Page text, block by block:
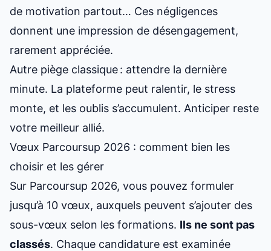
de motivation partout… Ces négligences
donnent une impression de désengagement,
rarement appréciée.
Autre piège classique : attendre la dernière
minute. La plateforme peut ralentir, le stress
monte, et les oublis s’accumulent. Anticiper reste
votre meilleur allié.
Vœux Parcoursup 2026 : comment bien les
choisir et les gérer
Sur Parcoursup 2026, vous pouvez formuler
jusqu’à 10 vœux, auxquels peuvent s’ajouter des
sous-vœux selon les formations. Ils ne sont pas
classés. Chaque candidature est examinée